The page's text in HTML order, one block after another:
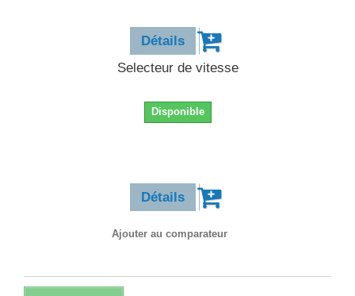
Détails
Selecteur de vitesse
Disponible
Détails
Ajouter au comparateur